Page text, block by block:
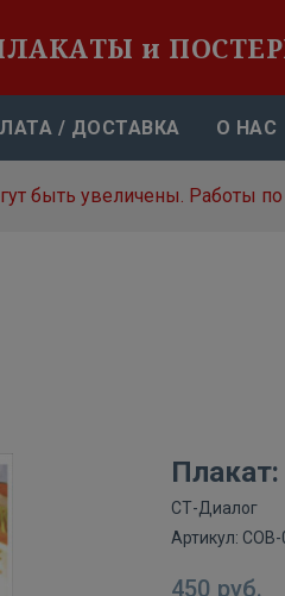
и
/ ДОСТАВКА О НАС
быть увеличены. Работы
СТ-Диалог
Артикул: СОВ-
450 руб.